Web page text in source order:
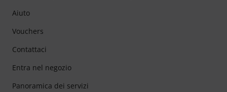
Aiuto
Vouchers
Contattaci
Entra nel negozio
Panoramica dei servizi